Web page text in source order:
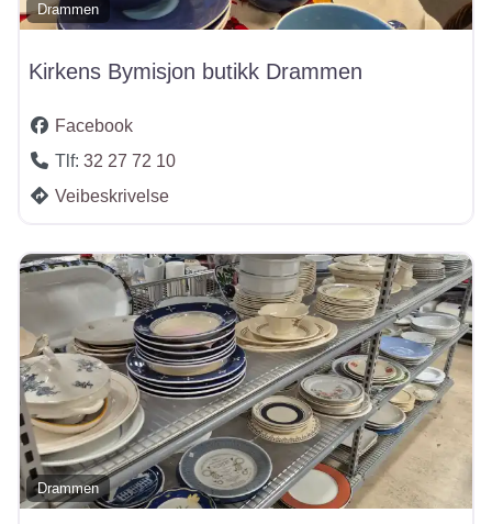
Drammen
Kirkens Bymisjon butikk Drammen
Facebook
Tlf: 32 27 72 10
Veibeskrivelse
Drammen